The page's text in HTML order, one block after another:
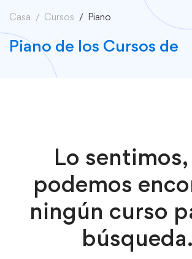
Casa Cursos Piano
Piano de los Cursos de
Lo
podemos
ningún curso
búsqueda.